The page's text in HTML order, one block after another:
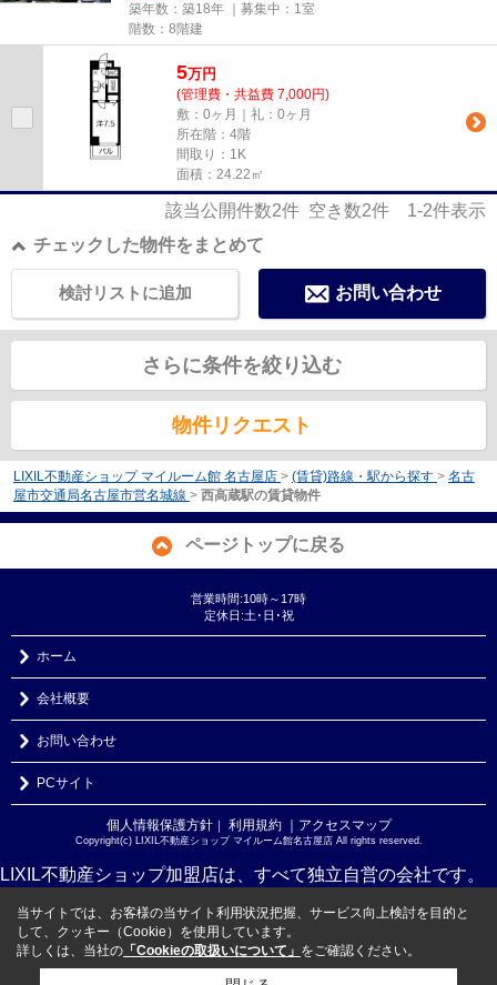
築年数：築18年 ｜募集中： 1室
階数：8階建
5万円
(管理費・共益費 7,000円)
敷：0ヶ月｜礼：0ヶ月
所在階：4階
間取り：1K
面積：24.22㎡
該当公開件数2件 空き数2件 1-2件表示
チェックした物件をまとめて
お問い合わせ
検討リストに追加
さらに条件を絞り込む
物件リクエスト
LIXIL不動産ショップ マイルーム館 名古屋店 > (賃貸)路線・駅から探す > 名古
屋市交通局名古屋市営名城線 > 西高蔵駅の賃貸物件
ページトップに戻る
営業時間:10時～17時
定休日:土･日･祝
ホーム
会社概要
お問い合わせ
PCサイト
個人情報保護方針｜ 利用規約 ｜アクセスマップ
Copyright(c) LIXIL不動産ショップ マイルーム館名古屋店 All rights reserved.
LIXIL不動産ショップ加盟店は、すべて独立自営の会社です。
当サイトでは、お客様の当サイト利用状況把握、サービス向上検討を目的と
して、クッキー（Cookie）を使用しています。
詳しくは、当社の 「Cookieの取扱いについて」 をご確認ください。